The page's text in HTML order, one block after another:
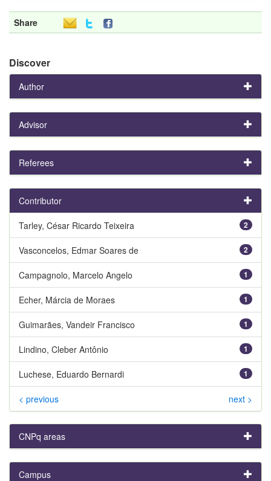
Share
Discover
Author
Advisor
Referees
Contributor
2
Tarley, César Ricardo Teixeira
2
Vasconcelos, Edmar Soares de
1
Campagnolo, Marcelo Angelo
1
Echer, Márcia de Moraes
1
Guimarães, Vandeir Francisco
1
Lindino, Cleber Antônio
1
Luchese, Eduardo Bernardi
< previous next >
CNPq areas
Campus